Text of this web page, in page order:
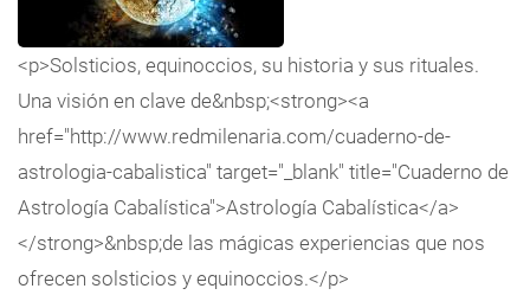
<p>Solsticios, equinoccios, su historia y sus rituales.
Una visión en clave de&nbsp;<strong><a
href="http://www.redmilenaria.com/cuaderno-de-
astrologia-cabalistica" target="_blank" title="Cuaderno de
Astrología Cabalística">Astrología Cabalística</a>
</strong>&nbsp;de las mágicas experiencias que nos
ofrecen solsticios y equinoccios.</p>